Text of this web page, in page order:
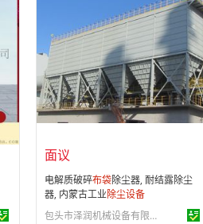
会员注册：
第 12 年
经营模式：生产制造
成立日期：2008-01-03
供应产品：41 条
面议
电解质破碎布袋除尘器, 耐结露除尘
器, 内蒙古工业除尘设备
包头市泽润机械设备有限责任公司